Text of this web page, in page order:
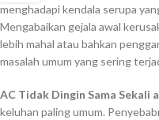
menghadapi kendala serupa
Mengabaikan gejala awal
lebih mahal atau bahkan
masalah umum yang sering
AC Tidak Dingin Sama Sekali
keluhan paling umum.